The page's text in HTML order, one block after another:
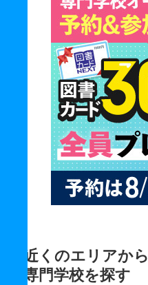
近くのエリアから
専門学校を探す